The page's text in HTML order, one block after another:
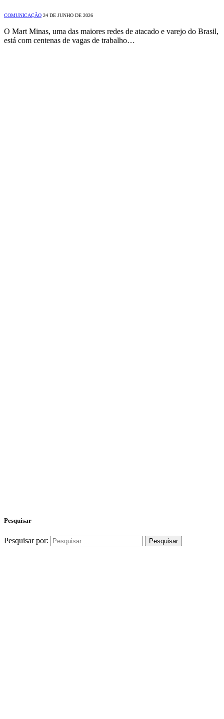
COMUNICAÇÃO 24 DE JUNHO DE 2026
O Mart Minas, uma das maiores redes de atacado e varejo do Brasil,
está com centenas de vagas de trabalho…
Pesquisar
Pesquisar por: